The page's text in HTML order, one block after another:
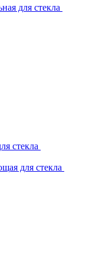
для стекла
стекла
для стекла